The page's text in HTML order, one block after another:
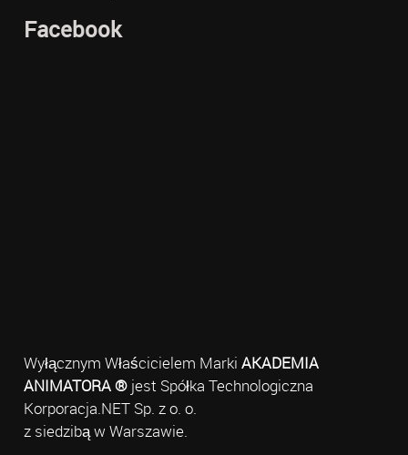
Facebook
Wyłącznym Właścicielem Marki AKADEMIA
ANIMATORA ®jest Spółka Technologiczna
Korporacja.NET Sp. z o. o.
z siedzibą w Warszawie.